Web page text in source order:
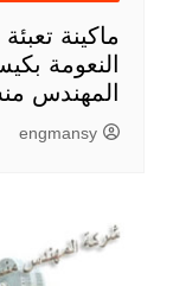
ماكينة
المهندس
engmansy